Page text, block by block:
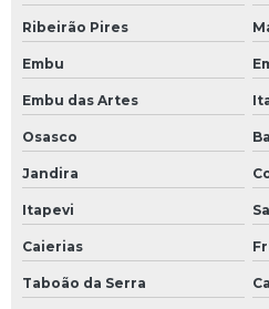
Servo motor encoders resolver
Servo motor resolver
Servo válvula proporcional
Servo válvulas
Servo válvulas hidráulicas
Servoacionamentos
Sistema de servoacionamento
Teclado de membrana industrial
Ribeirão Pires
Embu
Embu das Artes
Osasco
Jandira
Itapevi
Caierias
Taboão da Serra